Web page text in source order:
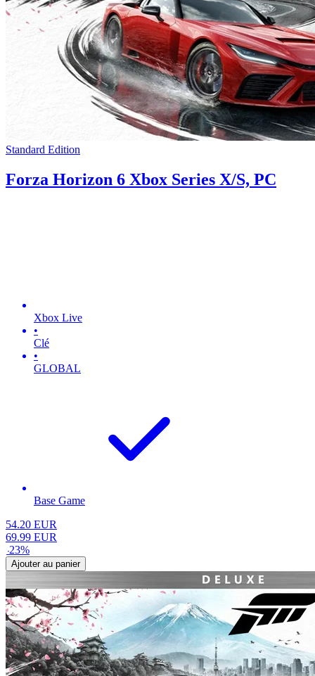
Standard Edition
Forza Horizon 6 Xbox Series X/S, PC
Xbox Live
•
Clé
•
GLOBAL
Base Game
54.20 EUR
69.99 EUR
-23%
Ajouter au panier